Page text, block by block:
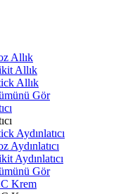
Allık
Allık
Allık
Gör
Aydınlatıcı
Aydınlatıcı
Aydınlatıcı
Gör
Krem